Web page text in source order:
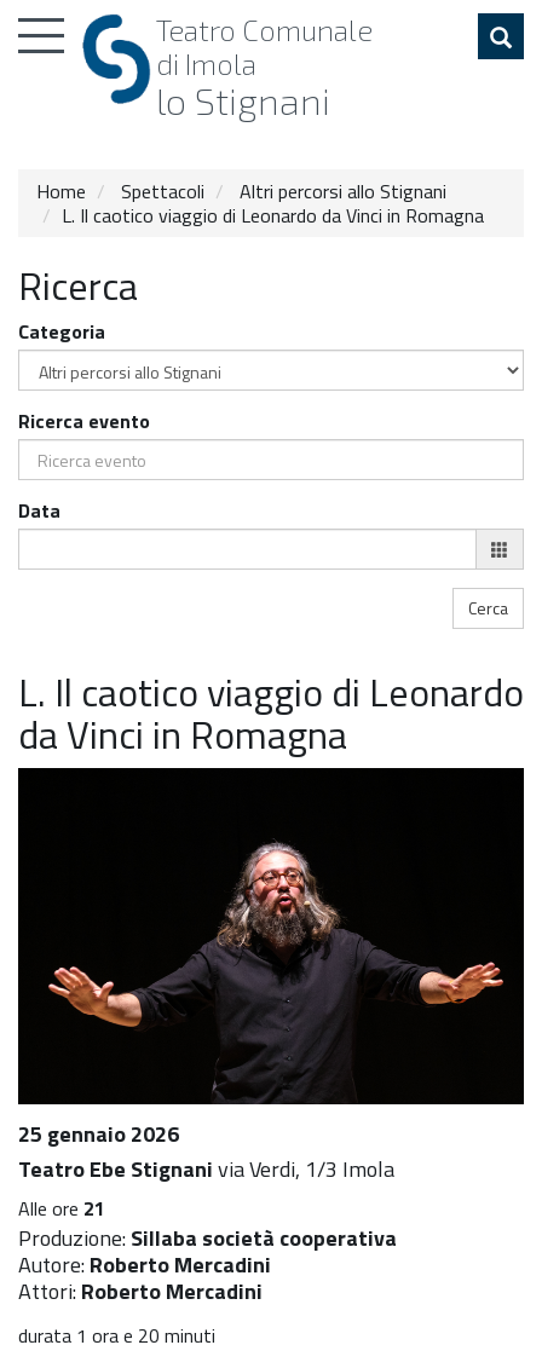
Toggle
navigation
Teatro Comunale
di Imola
lo Stignani
Home Spettacoli
Altri percorsi allo Stignani
L. Il caotico viaggio di Leonardo da Vinci in Romagna
Ricerca
Categoria
Ricerca evento
Data
L. Il caotico viaggio di Leonardo
da Vinci in Romagna
25 gennaio 2026
Teatro Ebe Stignanivia Verdi, 1/3 Imola
Alle ore 21
Produzione:Sillaba società cooperativa
Autore:Roberto Mercadini
Attori:Roberto Mercadini
durata 1 ora e 20 minuti